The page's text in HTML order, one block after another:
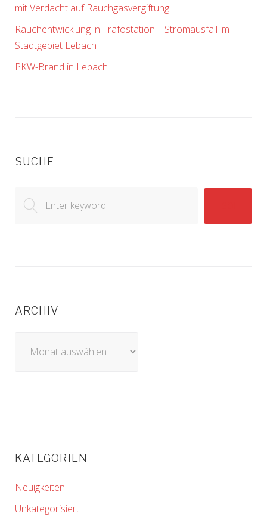
mit Verdacht auf Rauchgasvergiftung
Rauchentwicklung in Trafostation – Stromausfall im
Stadtgebiet Lebach
PKW-Brand in Lebach
SUCHE
for:
ARCHIV
KATEGORIEN
Neuigkeiten
Unkategorisiert